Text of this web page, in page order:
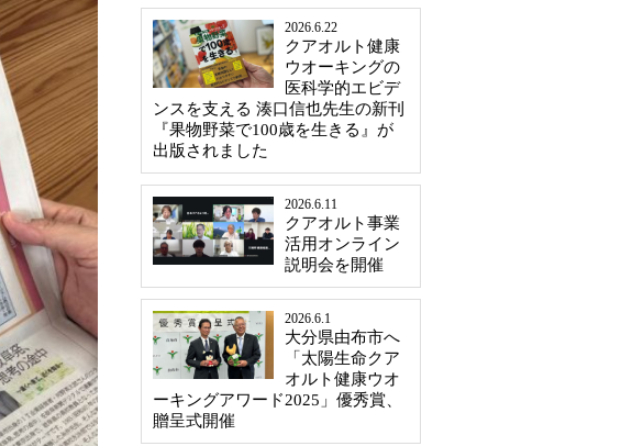
2026.6.22
クアオルト健康
ウオーキングの
医科学的エビデ
ンスを支える 湊口信也先生の新刊
『果物野菜で100歳を生きる』が
出版されました
2026.6.11
クアオルト事業
活用オンライン
説明会を開催
2026.6.1
大分県由布市へ
「太陽生命クア
オルト健康ウオ
ーキングアワード2025」優秀賞、
贈呈式開催